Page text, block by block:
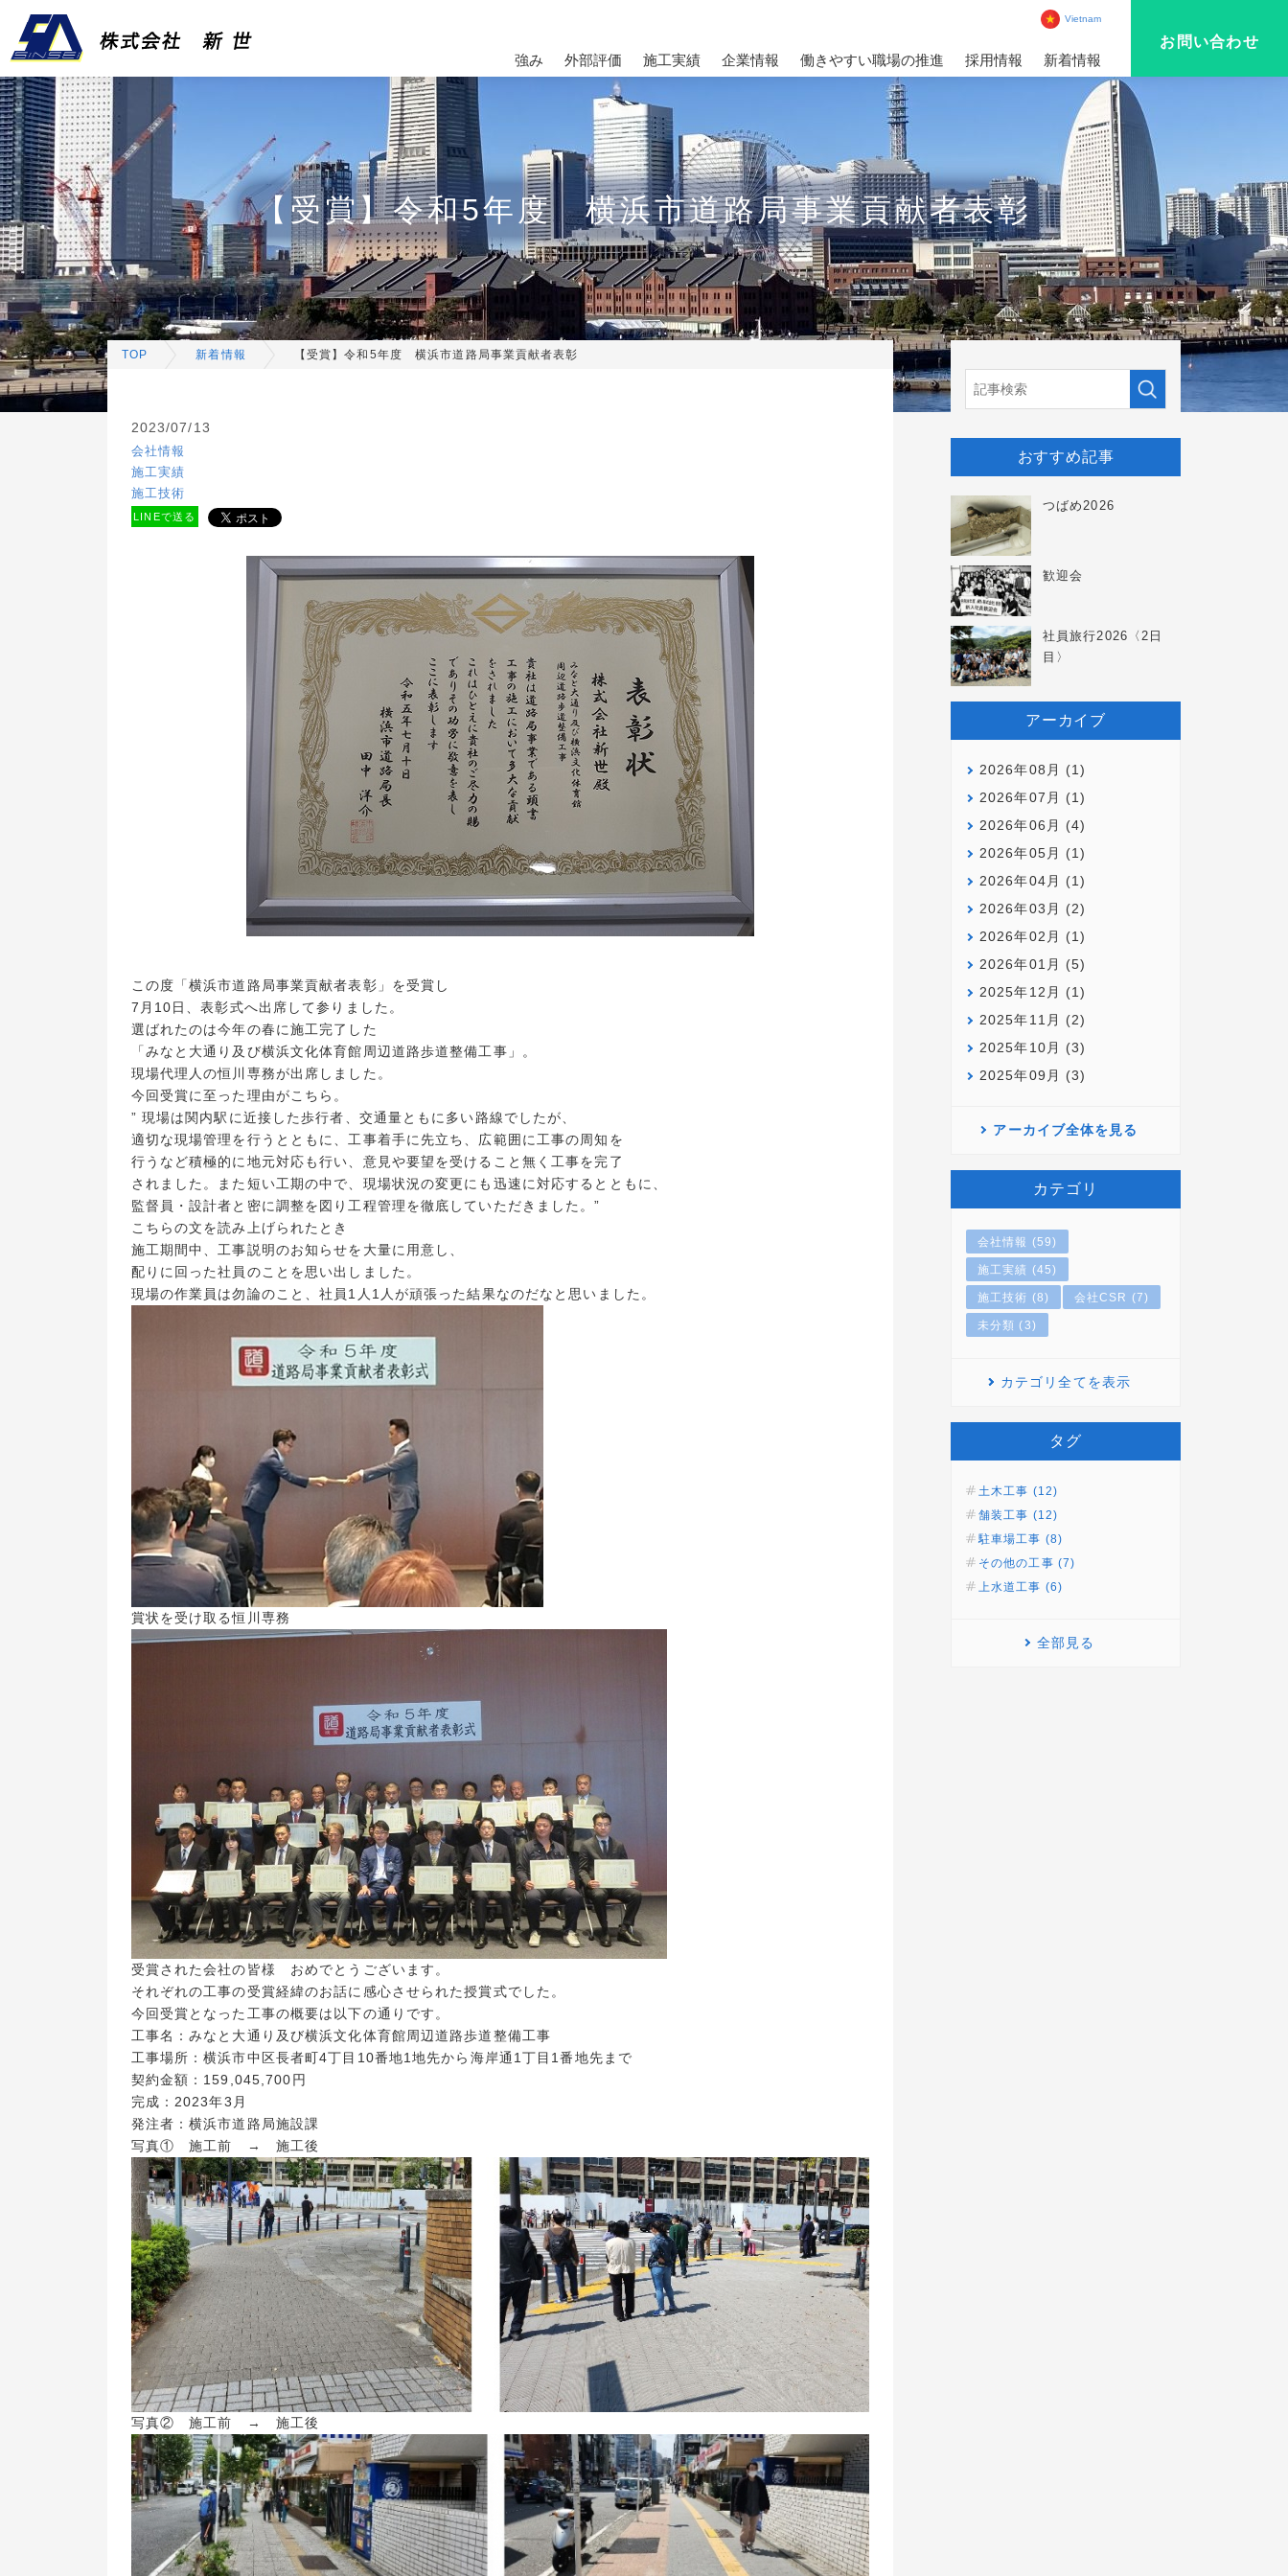
Vietnam
強み 外部評価 施工実績 企業情報 働きやすい職場の推進 採用情報 新着情報
お問い合わせ
【受賞】令和5年度 横浜市道路局事業貢献者表彰
TOP 新着情報 【受賞】令和5年度 横浜市道路局事業貢献者表彰
2023/07/13
会社情報
施工実績
施工技術
LINEで送る
この度「横浜市道路局事業貢献者表彰」を受賞し
7月10日、表彰式へ出席して参りました。
選ばれたのは今年の春に施工完了した
「みなと大通り及び横浜文化体育館周辺道路歩道整備工事」。
現場代理人の恒川専務が出席しました。
今回受賞に至った理由がこちら。
” 現場は関内駅に近接した歩行者、交通量ともに多い路線でしたが、
適切な現場管理を行うとともに、工事着手に先立ち、広範囲に工事の周知を
行うなど積極的に地元対応も行い、意見や要望を受けること無く工事を完了
されました。また短い工期の中で、現場状況の変更にも迅速に対応するとともに、
監督員・設計者と密に調整を図り工程管理を徹底していただきました。”
こちらの文を読み上げられたとき
施工期間中、工事説明のお知らせを大量に用意し、
配りに回った社員のことを思い出しました。
現場の作業員は勿論のこと、社員1人1人が頑張った結果なのだなと思いました。
賞状を受け取る恒川専務
受賞された会社の皆様 おめでとうございます。
それぞれの工事の受賞経緯のお話に感心させられた授賞式でした。
今回受賞となった工事の概要は以下の通りです。
工事名：みなと大通り及び横浜文化体育館周辺道路歩道整備工事
工事場所：横浜市中区長者町4丁目10番地1地先から海岸通1丁目1番地先まで
契約金額：159,045,700円
完成：2023年3月
発注者：横浜市道路局施設課
写真① 施工前 → 施工後
写真② 施工前 → 施工後
おすすめ記事
つばめ2026
歓迎会
社員旅行2026〈2日
目〉
アーカイブ
2026年08月 (1)
2026年07月 (1)
2026年06月 (4)
2026年05月 (1)
2026年04月 (1)
2026年03月 (2)
2026年02月 (1)
2026年01月 (5)
2025年12月 (1)
2025年11月 (2)
2025年10月 (3)
2025年09月 (3)
アーカイブ全体を見る
カテゴリ
会社情報 (59)
施工実績 (45)
施工技術 (8) 会社CSR (7)
未分類 (3)
カテゴリ全てを表示
タグ
土木工事 (12)
舗装工事 (12)
駐車場工事 (8)
その他の工事 (7)
上水道工事 (6)
全部見る